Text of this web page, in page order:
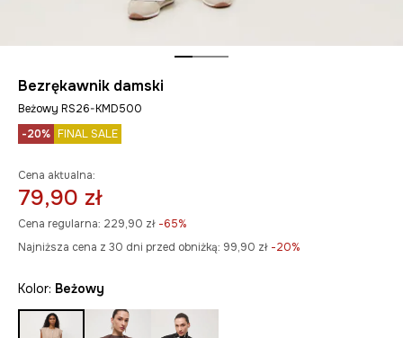
Bezrękawnik damski
Beżowy RS26-KMD500
-20% FINAL SALE
Cena aktualna:
79,90 zł
Cena regularna: 229,90 zł -65%
Najniższa cena z 30 dni przed obniżką: 99,90 zł -20%
Kolor: beżowy